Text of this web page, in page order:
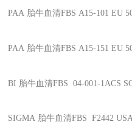
PAA 胎牛血清FBS A15-101 EU
PAA 胎牛血清FBS A15-151 EU
BI 胎牛血清FBS 04-001-1ACS
SIGMA 胎牛血清FBS F2442